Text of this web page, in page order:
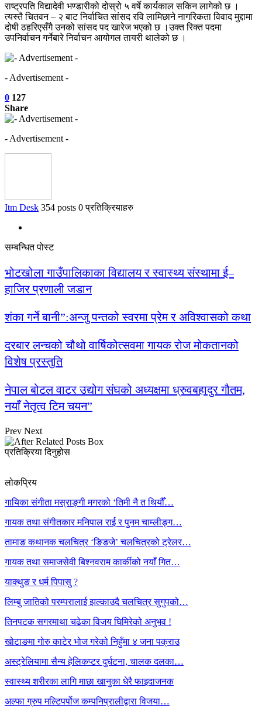
राष्ट्रपति विद्यादेवी भण्डारीको दोस्रो ५ वर्षे कार्यकाल सकिन लागेको छ ।
त्यस्तै चितवन – २ बाट निर्वाचित सांसद रवि लामिछाने नागरिकता विवाद मुद्दामा
दोषी ठहरिएसँगै उनको सांसद पद खारेज भएको छ ।उक्त रिक्त पदमा
उपनिर्वाचन गर्नेबारे निर्वाचन आयोगल तायरी थालेको छ ।
- Advertisement -
0 127
Share
- Advertisement -
Itm Desk 354 posts 0 प्रतिक्रियाहरु
सम्बन्धित पोस्ट
भोटखोला गाउँपालिकाका विद्यालय र स्वास्थ्य संस्थामा ई–
हाजिर प्रणाली जडान
शंका गर्ने बानी”:अन्जु पन्तको स्वरमा प्रेम र अविश्वासको कथा
दरबार लन्चको चौथो वार्षिकोत्सवमा गायक रोज मोकतानको
विशेष प्रस्तुति
नेपाल बोटल वाटर उद्योग संघको अध्यक्षमा ध्रुवबहादुर गौतम,
नयाँ नेतृत्व टिम चयन”
Prev Next
प्रतिक्रिया दिनुहोस
लोकप्रिय
गायिका संगीता मस्राङ्गी मगरको ‘तिमी नै त थियौँ…
गायक तथा संगीतकार मनिपाल राई र पुनम चाम्लीङ्ग…
तामाङ कथानक चलचित्र ‘ङिङजे’ चलचित्रको ट्रेलर…
गायक तथा समाजसेवी बिश्नवराम कार्कीको नयाँ गित…
याक्थुङ र धर्म पिपासु ?
लिम्बु जातिको परम्परालाई झल्काउदै चलचित्र सुगुपको…
तिनपटक सगरमाथा चढेका विजय घिमिरेको अनुभव !
खोटाङमा गोरु काटेर भोज गरेको निहुँमा ४ जना पक्राउ
अस्ट्रेलियामा सैन्य हेलिकप्टर दुर्घटना, चालक दलका…
स्वास्थ्य शरीरका लागि माछा खानुका धेरै फाइदाजनक
अल्फा ग्रुप मल्टिपर्पोज कम्पनिप्रालीद्वारा विजया…